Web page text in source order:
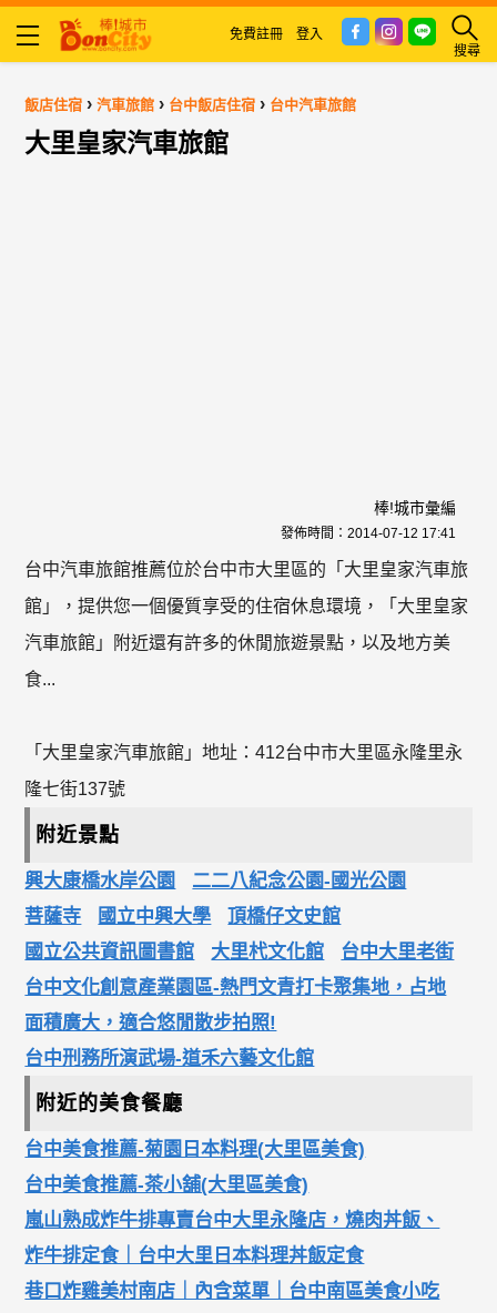
搜尋
免費註冊 登入
飯店住宿 ›汽車旅館 › 台中飯店住宿 › 台中汽車旅館
大里皇家汽車旅館
棒!城市彙編
發佈時間： 2014-07-12 17:41
台中汽車旅館推薦位於台中市大里區的「大里皇家汽車旅
館」，提供您一個優質享受的住宿休息環境，「大里皇家
汽車旅館」附近還有許多的休閒旅遊景點，以及地方美
食...
「大里皇家汽車旅館」地址：412台中市大里區永隆里永
隆七街137號
附近景點
興大康橋水岸公園
二二八紀念公園-國光公園
菩薩寺
國立中興大學
頂橋仔文史館
國立公共資訊圖書館
大里杙文化館
台中大里老街
台中文化創意產業園區-熱門文青打卡聚集地，占地
面積廣大，適合悠閒散步拍照!
台中刑務所演武場-道禾六藝文化館
附近的美食餐廳
台中美食推薦-菊園日本料理(大里區美食)
台中美食推薦-茶小舖(大里區美食)
嵐山熟成炸牛排專賣台中大里永隆店，燒肉丼飯、
炸牛排定食｜台中大里日本料理丼飯定食
巷口炸雞美村南店｜內含菜單｜台中南區美食小吃